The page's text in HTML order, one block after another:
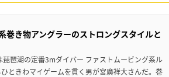
き物アングラーのストロングスタイルと
琶湖の定番3mダイバー ファストムービング系ル
ときわマイゲームを貫く男が宮廣祥大さんだ。巻